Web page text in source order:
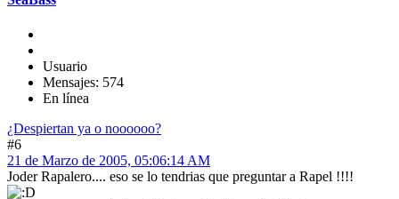
Usuario
Mensajes: 574
En línea
¿Despiertan ya o noooooo?
#6
21 de Marzo de 2005, 05:06:14 AM
Joder Rapalero.... eso se lo tendrias que preguntar a Rapel !!!!